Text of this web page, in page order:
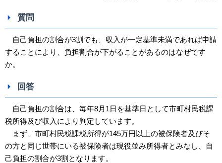
質問
自己負担の割合が3割でも、収入が一定基準未満であれば申請
することにより、負担割合が下がることがあるのはなぜです
か。
回答
自己負担の割合は、毎年8月1日を基準日として市町村民税課
税所得及び収入により判定しています。
まず、市町村民税課税所得が145万円以上の被保険者及びそ
の方と同じ世帯にいる被保険者は現役並み所得者とみなし、自
己負担の割合が3割となります。